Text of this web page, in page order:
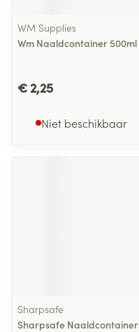
WM Supplies
Wm Naaldcontainer 500ml
€ 2,25
Niet beschikbaar
Sharpsafe
Sharpsafe Naaldcontainer